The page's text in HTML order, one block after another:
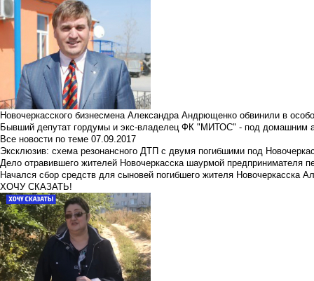
Новочеркасского бизнесмена Александра Андрющенко обвинили в
Бывший депутат гордумы и экс-владелец ФК "МИТОС" - под домашним
Все новости по теме 07.09.2017
Эксклюзив: схема резонансного ДТП с двумя погибшими под
Дело отравившего жителей Новочеркасска шаурмой предпринимателя
Начался сбор средств для сыновей погибшего жителя Новочеркасска
ХОЧУ СКАЗАТЬ!